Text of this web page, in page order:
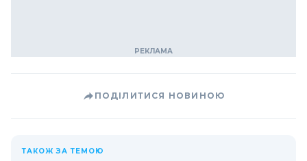
ПОДІЛИТИСЯ НОВИНОЮ
ТАКОЖ ЗА ТЕМОЮ